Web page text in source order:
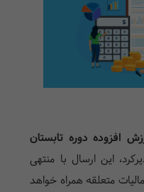
افزوده دوره تابستان
این ارسال با منتهی
جریمه برابر با ۵۰% مالیات متعلقه همراه خواهد